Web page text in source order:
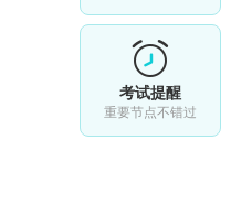
考试提醒
重要节点不错过